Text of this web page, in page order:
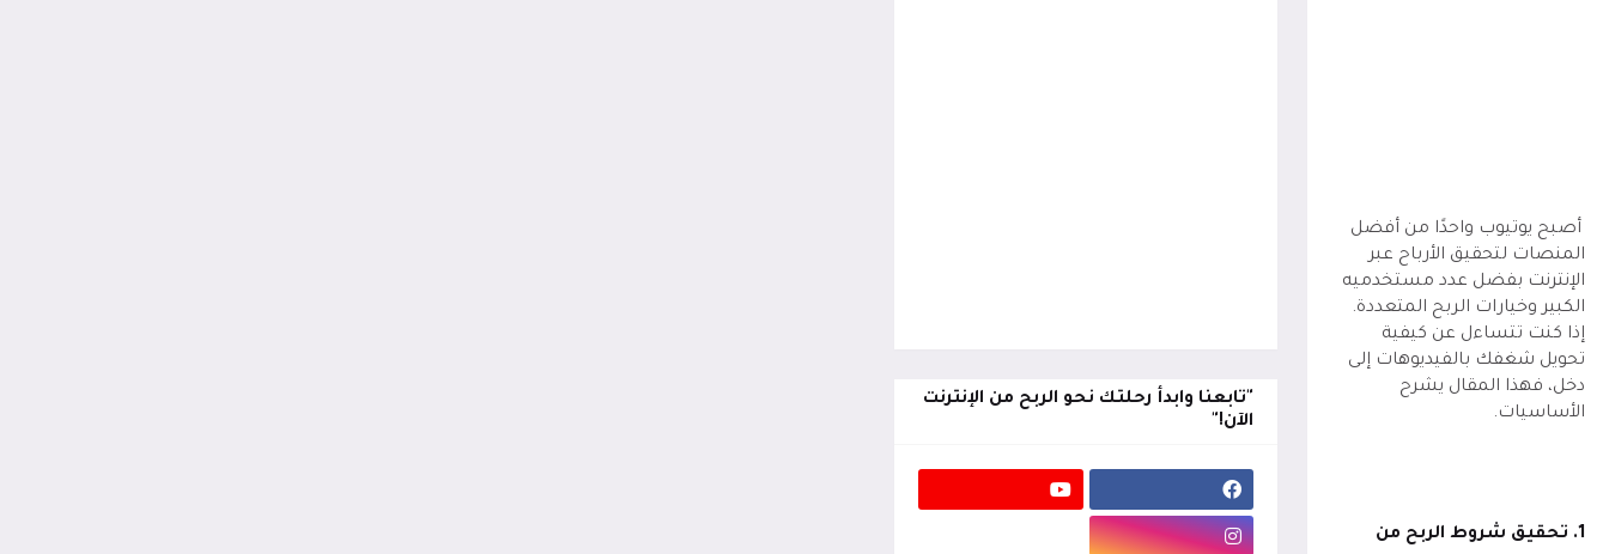
أصبح يوتيوب واحدًا من أفضل
المنصات لتحقيق الأرباح عبر
الإنترنت بفضل عدد مستخدميه
الكبير وخيارات الربح المتعددة.
إذا كنت تتساءل عن كيفية
تحويل شغفك بالفيديوهات إلى
دخل، فهذا المقال يشرح
الأساسيات.
1. تحقيق شروط الربح من
"تابعنا وابدأ رحلتك نحو الربح من الإنترنت
الآن!"